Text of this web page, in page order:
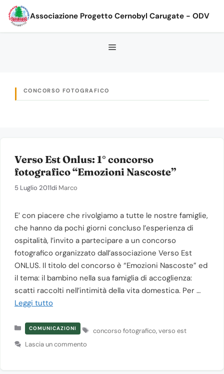
Associazione Progetto Cernobyl Carugate - ODV
CONCORSO FOTOGRAFICO
Verso Est Onlus: 1° concorso
fotografico “Emozioni Nascoste”
5 Luglio 2011di Marco
E’ con piacere che rivolgiamo a tutte le nostre famiglie,
che hanno da pochi giorni concluso l’esperienza di
ospitalità, l’invito a partecipare a un concorso
fotografico organizzato dall’associazione Verso Est
ONLUS. Il titolo del concorso è “Emozioni Nascoste” ed
il tema: il bambino nella sua famiglia di accoglienza:
scatti raccolti nell’intimità della vita domestica. Per …
Leggi tutto
Categorie
COMUNICAZIONI Tag
concorso fotografico,verso est
Lascia un commento